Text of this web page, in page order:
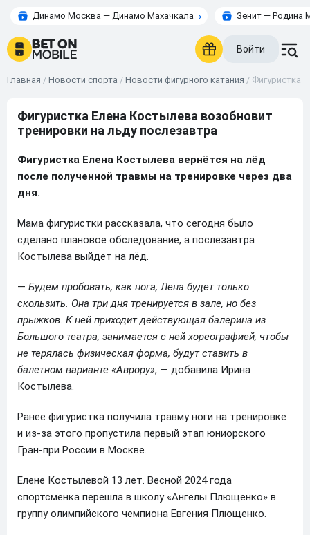
Динамо Москва — Динамо Махачкала Зенит — Родина
Войти
Главная / Новости спорта / Новости фигурного катания / Фигуристка
Фигуристка Елена Костылева возобновит
тренировки на льду послезавтра
Фигуристка Елена Костылева вернётся на лёд
после полученной травмы на тренировке через два
дня.
Мама фигуристки рассказала, что сегодня было
сделано плановое обследование, а послезавтра
Костылева выйдет на лёд.
— Будем пробовать, как нога, Лена будет только
скользить. Она три дня тренируется в зале, но без
прыжков. К ней приходит действующая балерина из
Большого театра, занимается с ней хореографией, чтобы
не терялась физическая форма, будут ставить в
балетном варианте «Аврору», — добавила Ирина
Костылева.
Ранее фигуристка получила травму ноги на тренировке
и из-за этого пропустила первый этап юниорского
Гран-при России в Москве.
Елене Костылевой 13 лет. Весной 2024 года
спортсменка перешла в школу «Ангелы Плющенко» в
группу олимпийского чемпиона Евгения Плющенко.